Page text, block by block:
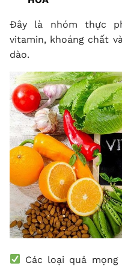
Đây là nhóm thực
vitamin, khoáng chất
dào.
Các loại quả